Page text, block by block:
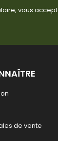
vous
de vente